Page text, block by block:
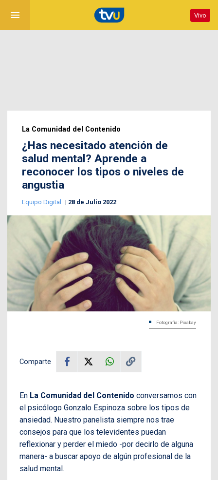
menu Vivo
La Comunidad del Contenido
¿Has necesitado atención de
salud mental? Aprende a
reconocer los tipos o niveles de
angustia
Equipo Digital 28 de Julio 2022
Fotografía: Pixabay
Comparte
En La Comunidad del Contenido conversamos con
el psicólogo Gonzalo Espinoza sobre los tipos de
ansiedad. Nuestro panelista siempre nos trae
consejos para que los televidentes puedan
reflexionar y perder el miedo -por decirlo de alguna
manera- a buscar apoyo de algún profesional de la
salud mental.